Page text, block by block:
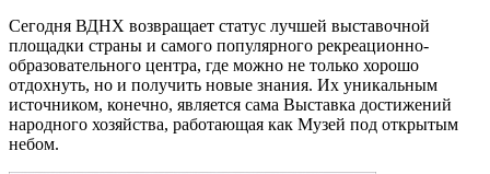
Сегодня ВДНХ возвращает статус лучшей выставочной
площадки страны и самого популярного рекреационно-
образовательного центра, где можно не только хорошо
отдохнуть, но и получить новые знания. Их уникальным
источником, конечно, является сама Выставка достижений
народного хозяйства, работающая как Музей под открытым
небом.